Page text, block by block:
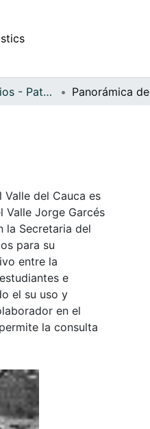
APFFVC - Ingenios - Patrimonial
del Cauca es
Valle Jorge Garcés
la Secretaria del
para su
entre la
e
el su uso y
en el
la consulta